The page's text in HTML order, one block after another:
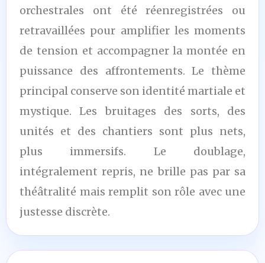
orchestrales ont été réenregistrées ou
retravaillées pour amplifier les moments
de tension et accompagner la montée en
puissance des affrontements. Le thème
principal conserve son identité martiale et
mystique. Les bruitages des sorts, des
unités et des chantiers sont plus nets,
plus immersifs. Le doublage,
intégralement repris, ne brille pas par sa
théâtralité mais remplit son rôle avec une
justesse discrète.